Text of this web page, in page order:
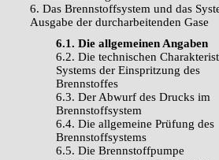
6. Das Brennstoffsystem und das
Ausgabe der durcharbeitenden Gase
6.1. Die allgemeinen Angaben
6.2. Die technischen
Systems der Einspritzung des
Brennstoffes
6.3. Der Abwurf des Drucks im
Brennstoffsystem
6.4. Die allgemeine Prüfung des
Brennstoffsystems
6.5. Die Brennstoffpumpe